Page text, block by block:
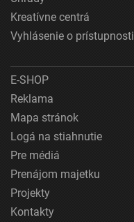
Kreatívne centrá
Vyhlásenie o prístupnosti
E-SHOP
Reklama
Mapa stránok
Logá na stiahnutie
Pre médiá
Prenájom majetku
Projekty
Kontakty